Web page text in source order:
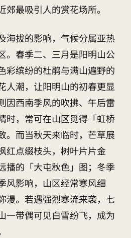
最吸引人的赏花场所。
海拔的影响，气候分属亚热
。春季二、三月是阳明山公
彩缤纷的杜鹃与满山遍野的
人潮，让阳明山的初春更显
因西南季风的吹拂、午后雷
时，常可在山区觅得「虹桥
。而当秋天来临时，芒草展
红点缀枝头，树叶片片金
播的「大屯秋色」图；冬季
风影响，山区经常寒风细
漫。若遇强烈寒流来袭，七
一带偶可见白雪纷飞，成为